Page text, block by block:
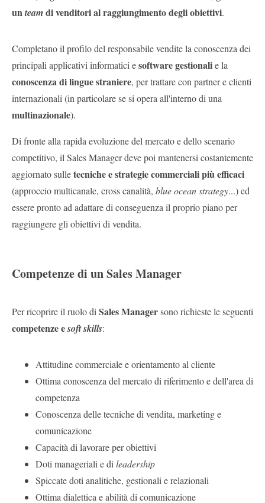
un teamdi venditori al raggiungimento degli obiettivi.
Completano il profilo del responsabile vendite la conoscenza dei
principali applicativi informatici esoftware gestionalie la
conoscenza di lingue straniere, per trattare con partner eclienti
internazionali (in particolare se si opera all'interno di una
multinazionale).
Di fronte alla rapida evoluzione del mercato e dello scenario
competitivo, il Sales Manager deve poi mantenersi costantemente
aggiornato sulletecniche e strategie commerciali più efficaci
(approccio multicanale, cross canalità, blue ocean strategy...) ed
essere pronto ad adattare di conseguenza il proprio piano per
raggiungere gli obiettivi di vendita.
Competenze di un Sales Manager
Per ricoprire il ruolo di Sales Managersono richieste le seguenti
competenze esoft skills:
Attitudine commerciale e orientamento al cliente
Ottima conoscenza del mercato di riferimento e dell'area di
competenza
Conoscenza delle tecniche di vendita, marketing e
comunicazione
Capacità di lavorare per obiettivi
Doti manageriali e di leadership
Spiccate doti analitiche, gestionali e relazionali
Ottima dialettica e abilità di comunicazione